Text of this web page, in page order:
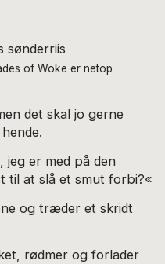
of Woke er netop
det skal jo gerne
hende.
jeg er med på den
til at slå et smut forbi?«
og træder et skridt
rødmer og forlader